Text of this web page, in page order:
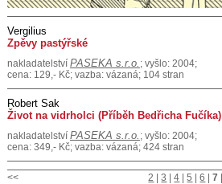
Vergilius
Zpěvy pastýřské
nakladatelství PASEKA s.r.o. ; vyšlo: 2004;
cena: 129,- Kč; vazba: vázaná; 104 stran
Robert Sak
Život na vidrholci (Příběh Bedřicha Fučíka)
nakladatelství PASEKA s.r.o. ; vyšlo: 2004;
cena: 349,- Kč; vazba: vázaná; 424 stran
<< 2 |3 |4 |5 |6 |7